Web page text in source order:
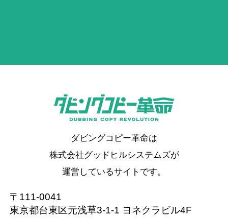
ダビングコピー革命は
株式会社グッドヒルシステムズが
運営しているサイトです。
〒111-0041
東京都台東区元浅草3-1-1 ヨネクラビル4F